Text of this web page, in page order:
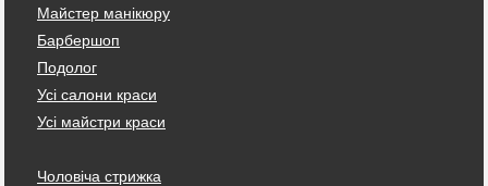
Майстер манікюру
Барбершоп
Подолог
Усі салони краси
Усі майстри краси
Чоловіча стрижка